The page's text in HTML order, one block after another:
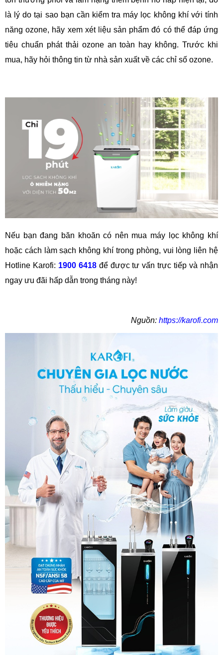
là lý do tại sao bạn cần kiểm tra máy lọc không khí với tính
năng ozone, hãy xem xét liệu sản phẩm đó có thể đáp ứng
tiêu chuẩn phát thải ozone an toàn hay không. Trước khi
mua, hãy hỏi thông tin từ nhà sản xuất về các chỉ số ozone.
Nếu bạn đang băn khoăn có nên mua máy lọc không khí
hoặc cách làm sạch không khí trong phòng, vui lòng liên hệ
Hotline Karofi: 1900 6418để được tư vấn trực tiếp và nhận
ngay ưu đãi hấp dẫn trong tháng này!
Nguồn: https://karofi.com